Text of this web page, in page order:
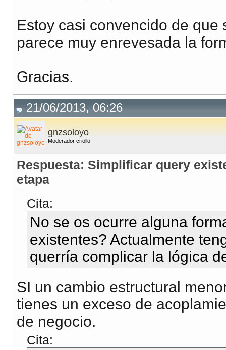
Estoy casi convencido de
parece muy enrevesada la
Gracias.
21/06/2013, 06:26
gnzsoloyo
Moderador criollo
Respuesta: Simplificar query
etapa
Cita:
No se os ocurre alguna
existentes? Actualmente
querría complicar la lógica
SI un cambio estructural
tienes un exceso de
de negocio.
Cita: